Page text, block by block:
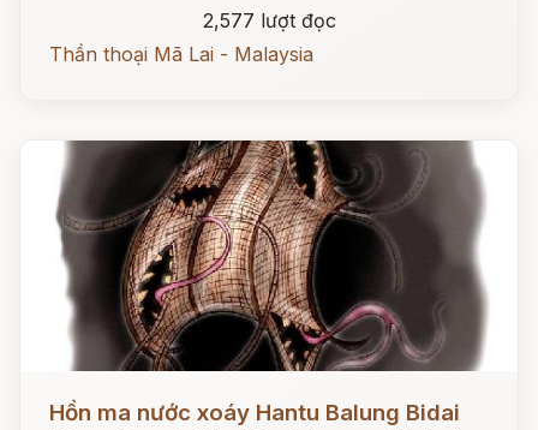
2,577 lượt đọc
Thần thoại Mã Lai - Malaysia
Đọc ngay
Hồn ma nước xoáy Hantu Balung Bidai